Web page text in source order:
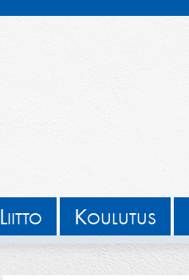
LIITTO KOULUTUS